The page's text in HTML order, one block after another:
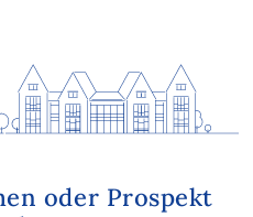
oder Prospekt